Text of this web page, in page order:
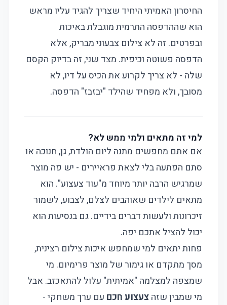
החיסרון האמיתי היחיד שצריך להגיד עליו מראש
הוא שההדפסה התרמית מוגבלת באיכות
ובפרטים. זה לא צילום צבעוני מבריק, אלא
הדפסה פשוטה וכיפית. מצד שני, זה בדיוק הקסם
שלה - לא צריך לקרוע את הכיס על דיו, לא
מסובך, ולא מפחיד שהילד "יבזבז" הדפסה.
למי זה מתאים ולמי ממש לא?
אם אתם מחפשים מתנה ליום הולדת, גן, חנוכה או
סתם הפתעה בלי לצאת פראיירים - יש פה מוצר
שמרגיש הרבה יותר מיוחד מ"עוד צעצוע". הוא
מתאים לילדים שאוהבים לצלם, לצבוע, לשמור
זיכרונות ולעשות דברים בידיים. גם בנסיעות הוא
יכול להציל אתכם יפה.
פחות יתאים למי שמחפש איכות צילום רצינית,
מסך מתקדם או גימור של מוצר פרימיום. מי
שמצפה למצלמה "אמיתית" עלול להתאכזב. אבל
מי שמבין שזהצעצוע חכם עם ערך משחקי -